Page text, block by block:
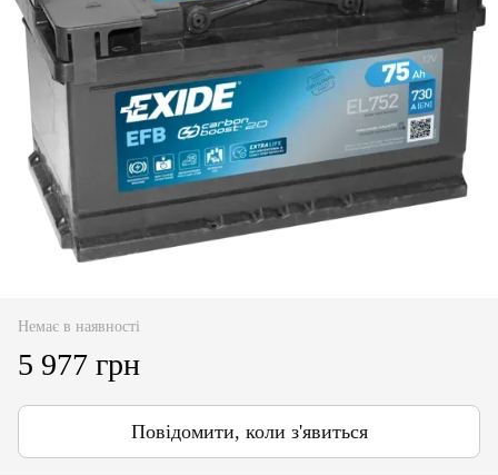
Немає в наявності
5 977 грн
Повідомити, коли з'явиться